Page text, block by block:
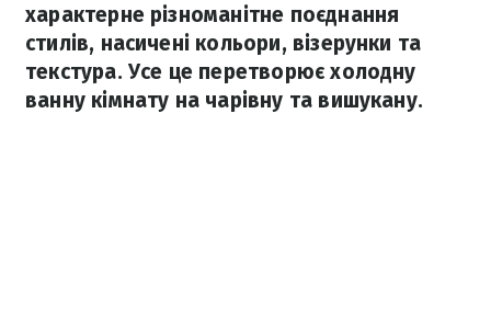
характерне різноманітне поєднання
стилів, насичені кольори, візерунки та
текстура. Усе це перетворює холодну
ванну кімнату на чарівну та вишукану.